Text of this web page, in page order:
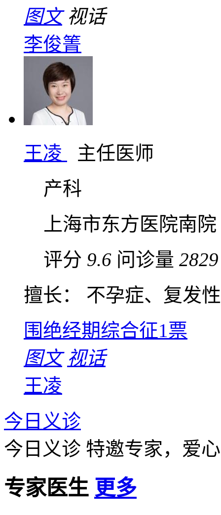
图文 视话
李俊箐
王凌
主任医师
产科
上海市东方医院南院
评分 9.6 问诊量 2829
擅长： 不孕症、复发
围绝经期综合征1票
图文 视话
王凌
今日义诊
今日义诊 特邀专家，爱
专家医生 更多